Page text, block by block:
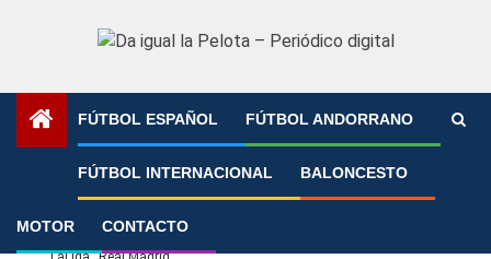
FÚTBOL ESPAÑOL FÚTBOL ANDORRANO
FÚTBOL INTERNACIONAL BALONCESTO
MOTOR CONTACTO
»